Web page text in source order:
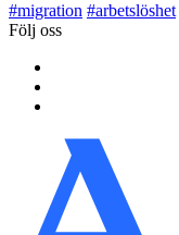
#migration #arbetslöshet
Följ oss